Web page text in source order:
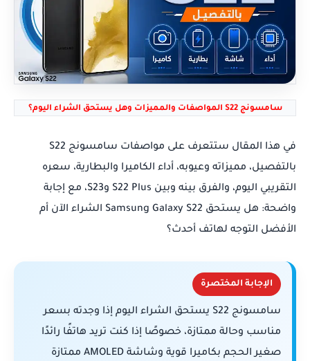
سامسونج S22 المواصفات والمميزات وهل يستحق الشراء اليوم؟
في هذا المقال ستتعرف على مواصفات سامسونج S22
بالتفصيل، مميزاته وعيوبه، أداء الكاميرا والبطارية، سعره
التقريبي اليوم، والفرق بينه وبين S22 Plus وS23، مع إجابة
واضحة: هل يستحق Samsung Galaxy S22 الشراء الآن أم
الأفضل التوجه لهاتف أحدث؟
الإجابة المختصرة
سامسونج S22 يستحق الشراء اليوم إذا وجدته بسعر
مناسب وحالة ممتازة، خصوصًا إذا كنت تريد هاتفًا رائدًا
صغير الحجم بكاميرا قوية وشاشة AMOLED ممتازة